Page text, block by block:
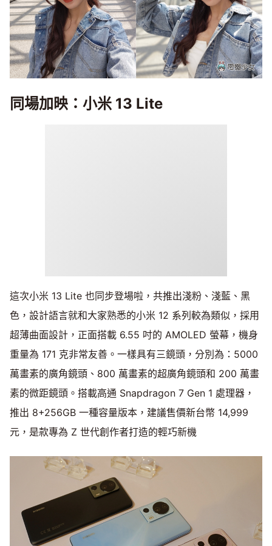
同場加映：小米 13 Lite
這次小米 13 Lite 也同步登場啦，共推出淺粉、淺藍、黑
色，設計語言就和大家熟悉的小米 12 系列較為類似，採用
超薄曲面設計，正面搭載 6.55 吋的 AMOLED 螢幕，機身
重量為 171 克非常友善。一樣具有三鏡頭，分別為：5000
萬畫素的廣角鏡頭、800 萬畫素的超廣角鏡頭和 200 萬畫
素的微距鏡頭。搭載高通 Snapdragon 7 Gen 1 處理器，
推出 8+256GB 一種容量版本，建議售價新台幣 14,999
元，是款專為 Z 世代創作者打造的輕巧新機